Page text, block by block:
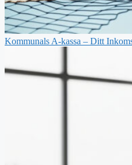
Kommunals A-kassa – Ditt